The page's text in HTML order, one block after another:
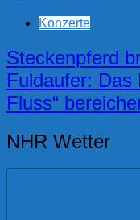
Konzerte
Steckenpferd
Fuldaufer: Das
Fluss“
NHR Wetter